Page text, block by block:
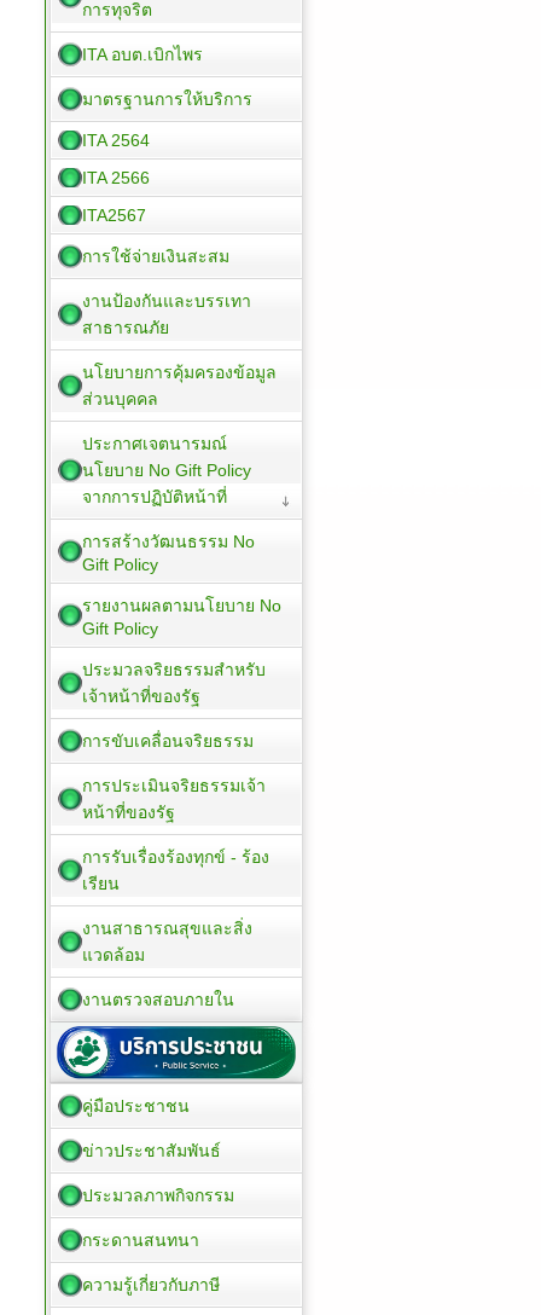
การทุจริต
ITA อบต.เบิกไพร
มาตรฐานการให้บริการ
ITA 2564
ITA 2566
ITA2567
การใช้จ่ายเงินสะสม
งานป้องกันและบรรเทา
สาธารณภัย
นโยบายการคุ้มครองข้อมูล
ส่วนบุคคล
ประกาศเจตนารมณ์
นโยบาย No Gift Policy
จากการปฏิบัติหน้าที่
การสร้างวัฒนธรรม No
Gift Policy
รายงานผลตามนโยบาย No
Gift Policy
ประมวลจริยธรรมสำหรับ
เจ้าหน้าที่ของรัฐ
การขับเคลื่อนจริยธรรม
การประเมินจริยธรรมเจ้า
หน้าที่ของรัฐ
การรับเรื่องร้องทุกข์ - ร้อง
เรียน
งานสาธารณสุขและสิ่ง
แวดล้อม
งานตรวจสอบภายใน
คู่มือประชาชน
ข่าวประชาสัมพันธ์
ประมวลภาพกิจกรรม
กระดานสนทนา
ความรู้เกี่ยวกับภาษี